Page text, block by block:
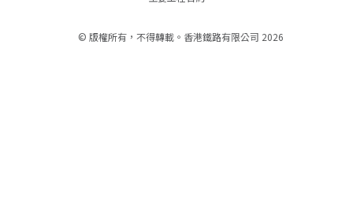
© 版權所有，不得轉載。香港鐵路有限公司 2026